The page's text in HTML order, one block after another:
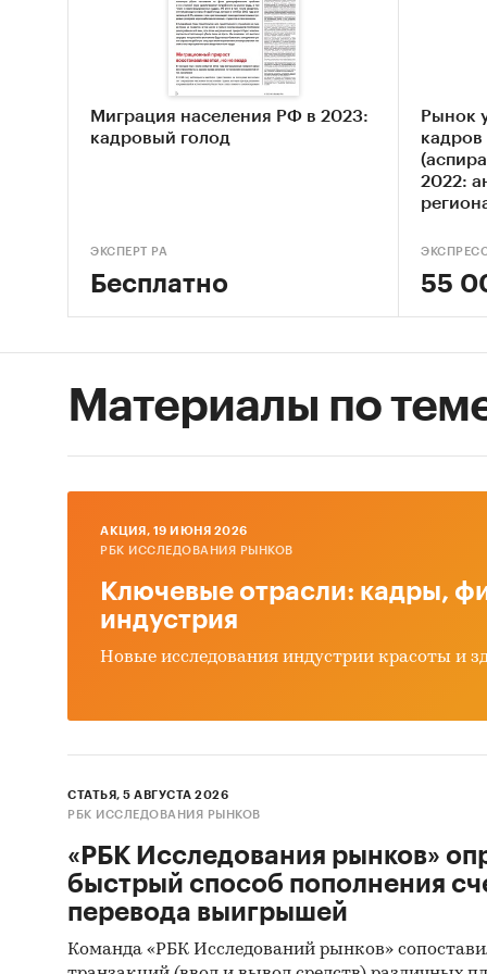
Миграция населения РФ в 2023:
кадровый голод
ЭКСПЕРТ РА
Бесплатно
Рынок
2022:
55
Материалы по
AКЦИЯ, 19 ИЮНЯ 2026
РБК ИССЛЕДОВАНИЯ РЫНКОВ
Ключевые отрасли: кадры,
индустрия
Новые исследования индустрии красоты и
СТАТЬЯ, 5 АВГУСТА 2026
РБК ИССЛЕДОВАНИЯ РЫНКОВ
«РБК Исследования рынков»
быстрый способ пополнения
перевода выигрышей
Команда «РБК Исследований рынков»